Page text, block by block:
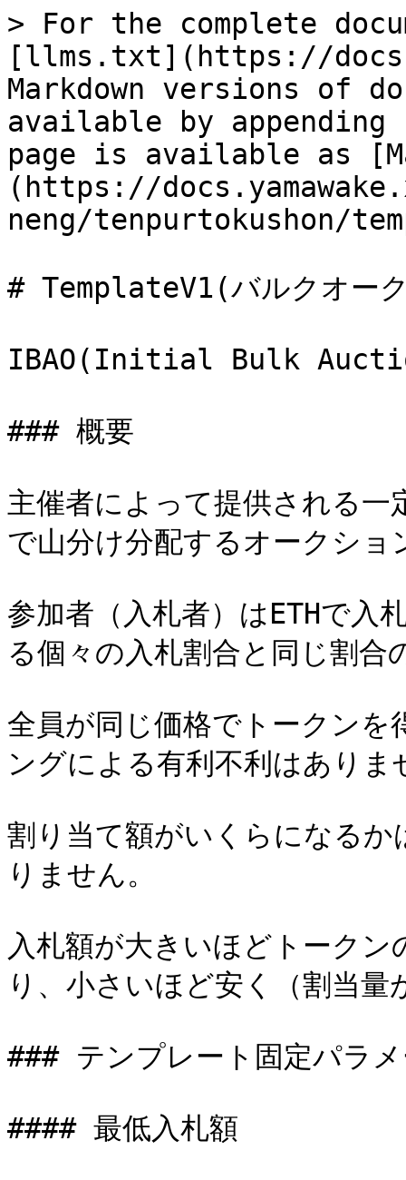
> For the complete
[llms.txt](https://
Markdown versions of
available by
page is available as
(https://
neng/tenpurtokushon/
# TemplateV1(バルクオー
IBAO(Initial Bulk
### 概要
主催者によって提供される一
で山分け分配するオークショ
参加者（入札者）はETHで入
る個々の入札割合と同じ割
全員が同じ価格でトークン
ングによる有利不利はありま
割り当て額がいくらになる
りません。
入札額が大きいほどトーク
り、小さいほど安く（割当量
### テンプレート固定パラ
#### 最低入札額